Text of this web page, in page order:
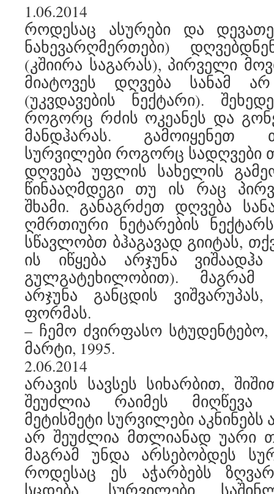
1.06.2014
როდესაც ასურები და
ნახევარღმერთები)
(კშიირა საგარას), პირველი
მიატოვეს დღვება სანამ
(უკვდავების ნექტარი).
როგორც რძის ოკეანეს და
მანდჰარას. გამოიყენეთ
სურვილები როგორც სადღვები
დღვება უფლის სახელის
წინააღმდეგი თუ ის რაც
შხამი. განაგრძეთ დღვება
ღმრთიური ნეტარების
სწავლობთ ბჰაგავად გიიტას,
ის იწყება არჯუნა
გულგატეხილობით).
არჯუნა განცდის
ფორმას.
– ჩემო ძვირფასო სტუდენტებო,
მარტი, 1995.
2.06.2014
არავის სავსეს სიხარბით,
შეუძლია რაიმეს
მეტისმეტი სურვილები აკნინებს
არ შეუძლია მთლიანად უარი
მაგრამ უნდა არსებობდეს
როდესაც ეს აჭარბებს
სცდება. სურვილები